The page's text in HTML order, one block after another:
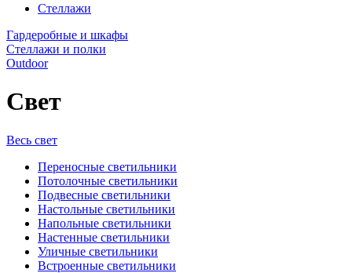
Стеллажи
Гардеробные и шкафы
Стеллажи и полки
Outdoor
Свет
Весь свет
Переносные светильники
Потолочные светильники
Подвесные светильники
Настольные светильники
Напольные светильники
Настенные светильники
Уличные светильники
Встроенные светильники